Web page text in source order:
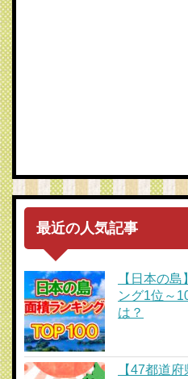
最近の人気記事
【日本の
ング1位～
は？
【47都道